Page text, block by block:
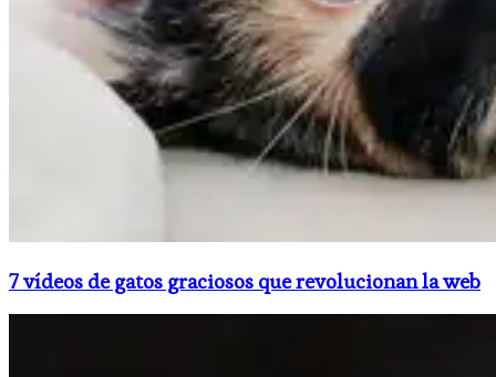
7 vídeos de gatos graciosos que revolucionan la web